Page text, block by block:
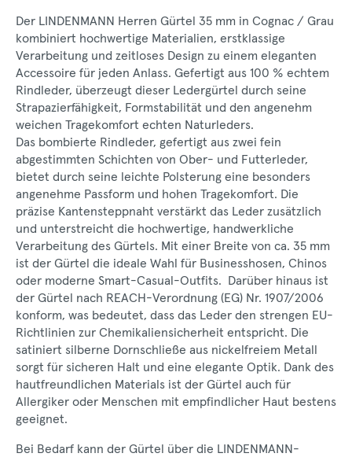
Der LINDENMANN Herren Gürtel 35 mm in Cognac / Grau
kombiniert hochwertige Materialien, erstklassige
Verarbeitung und zeitloses Design zu einem eleganten
Accessoire für jeden Anlass. Gefertigt aus 100 % echtem
Rindleder, überzeugt dieser Ledergürtel durch seine
Strapazierfähigkeit, Formstabilität und den angenehm
weichen Tragekomfort echten Naturleders.
Das bombierte Rindleder, gefertigt aus zwei fein
abgestimmten Schichten von Ober- und Futterleder,
bietet durch seine leichte Polsterung eine besonders
angenehme Passform und hohen Tragekomfort. Die
präzise Kantensteppnaht verstärkt das Leder zusätzlich
und unterstreicht die hochwertige, handwerkliche
Verarbeitung des Gürtels. Mit einer Breite von ca. 35 mm
ist der Gürtel die ideale Wahl für Businesshosen, Chinos
oder moderne Smart-Casual-Outfits. Darüber hinaus ist
der Gürtel nach REACH-Verordnung (EG) Nr. 1907/2006
konform, was bedeutet, dass das Leder den strengen EU-
Richtlinien zur Chemikaliensicherheit entspricht. Die
satiniert silberne Dornschließe aus nickelfreiem Metall
sorgt für sicheren Halt und eine elegante Optik. Dank des
hautfreundlichen Materials ist der Gürtel auch für
Allergiker oder Menschen mit empfindlicher Haut bestens
geeignet.
Bei Bedarf kann der Gürtel über die LINDENMANN-